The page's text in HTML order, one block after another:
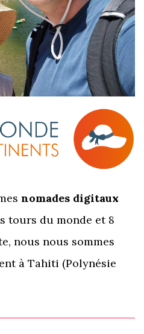
nomades digitaux
tours du monde et 8
nous nous sommes
à Tahiti (Polynésie